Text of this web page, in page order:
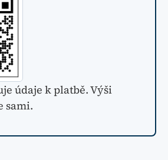
údaje k platbě. Výši
sami.